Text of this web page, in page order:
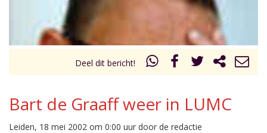
Deel dit bericht!
Bart de Graaff weer in LUMC
Leiden, 18 mei 2002 om 0:00 uur door de redactie